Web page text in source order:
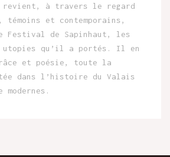
revient, à travers le regard
témoins et contemporains,
Festival de Sapinhaut, les
utopies qu’il a portés. Il en
et poésie, toute la
dans l’histoire du Valais